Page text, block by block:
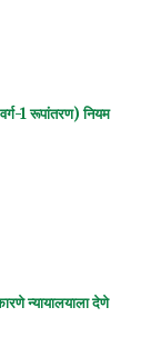
1 रूपांतरण) नियम
न्यायालयाला देणे